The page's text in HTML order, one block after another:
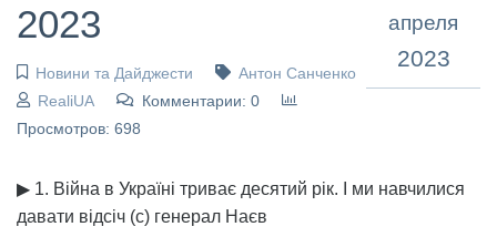
2023
Новини та Дайджести
Антон Санченко
RealiUA
Комментарии: 0
Просмотров: 698
апреля
2023
▶ 1. Війна в Україні триває десятий рік. І ми навчилися
давати відсіч (с) генерал Наєв